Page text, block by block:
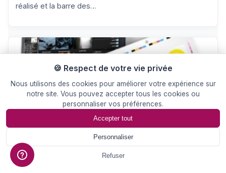
réalisé et la barre des…
ACTUALITE 28 Oct 2014
Le métier d’opérateur en PAO (Publication
Assistée par Ordinateur)
🍪 Respect de votre vie privée
Nous utilisons des cookies pour améliorer votre expérience sur
notre site. Vous pouvez accepter tous les cookies ou
personnaliser vos préférences.
Accepter tout
Personnaliser
Refuser